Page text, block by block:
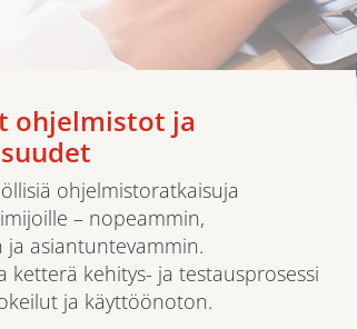
ohjelmistot ja
ohjelmistoratkaisuja
– nopeammin,
asiantuntevammin.
ketterä kehitys- ja testausprosessi
ja käyttöönoton.